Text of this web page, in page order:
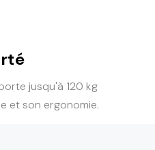
jusqu'à 120 kg
et son ergonomie.